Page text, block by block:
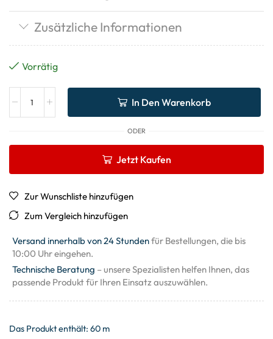
Zusätzliche Informationen
Vorrätig
In Den Warenkorb
ODER
Jetzt Kaufen
Zur Wunschliste hinzufügen
Zum Vergleich hinzufügen
Versand innerhalb von 24 Stundenfür Bestellungen, die bis
10:00 Uhr eingehen.
Technische Beratung – unsere Spezialisten helfen Ihnen, das
passende Produkt für Ihren Einsatz auszuwählen.
Das Produkt enthält: 60 m